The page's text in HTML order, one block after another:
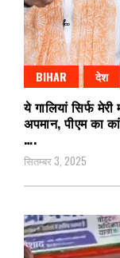
BIHAR देश
ये गालियां सिर्फ
अपमान, पीएम का
….
सितम्बर 3, 2025